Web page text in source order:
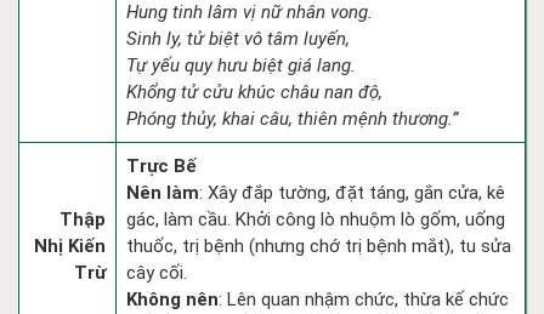
Hung tinh lâm vị nữ nhân vong.
Sinh ly, tử biệt vô tâm luyến,
Tự yếu quy hưu biệt giá lang.
Khổng tử cửu khúc châu nan độ,
Phóng thủy, khai câu, thiên mệnh thương.”
Thập
Nhị Kiến
Trừ
Trực Bế
Nên làm: Xây đắp tường, đặt táng, gắn cửa, kê
gác, làm cầu. Khởi công lò nhuộm lò gốm, uống
thuốc, trị bệnh (nhưng chớ trị bệnh mắt), tu sửa
cây cối.
Không nên: Lên quan nhậm chức, thừa kế chức